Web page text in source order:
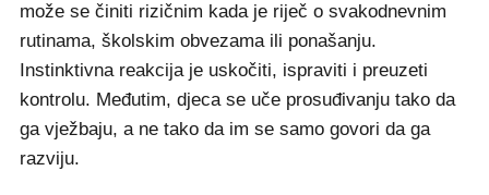
može se činiti rizičnim kada je riječ o svakodnevnim
rutinama, školskim obvezama ili ponašanju.
Instinktivna reakcija je uskočiti, ispraviti i preuzeti
kontrolu. Međutim, djeca se uče prosuđivanju tako da
ga vježbaju, a ne tako da im se samo govori da ga
razviju.